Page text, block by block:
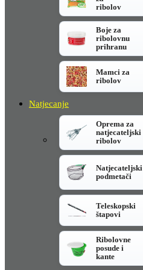
ribolov
Boje za
ribolovnu
prihranu
Mamci za
ribolov
Natjecanje
Oprema za
natjecateljski
ribolov
Natjecateljski
podmetači
Teleskopski
štapovi
Ribolovne
posude i
kante